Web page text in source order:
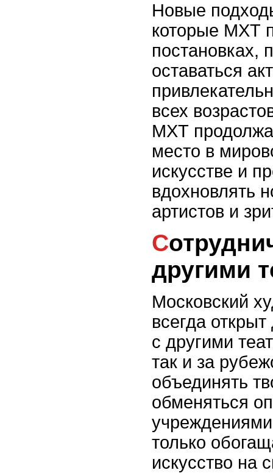
Новые
которые МХТ
постановках,
оставаться
всех
МХТ
место в
искусстве и
вдохновлять
артистов и
Сотрудничество МХТ с
другими
Московский
всегда
с другими
так и за
объединять
обменяться
только
искусство на